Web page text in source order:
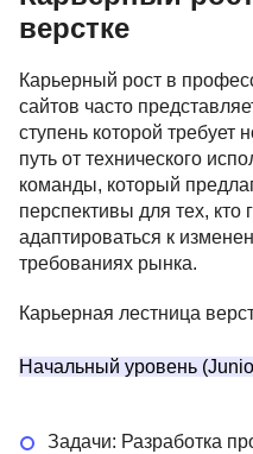
верстке
Карьерный рост в
сайтов часто
ступень которой
путь от технического
команды, который
перспективы для тех, кто
адаптироваться к
требованиях рынка.
Карьерная лестница
Начальный уровень
Задачи: Разработка